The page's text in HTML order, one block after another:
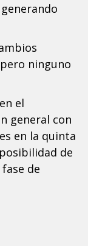
ninguno
el
general con
en la quinta
de
de